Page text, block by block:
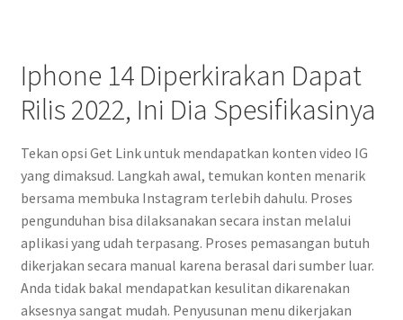
Iphone 14 Diperkirakan Dapat
Rilis 2022, Ini Dia Spesifikasinya
Tekan opsi Get Link untuk mendapatkan konten video IG
yang dimaksud. Langkah awal, temukan konten menarik
bersama membuka Instagram terlebih dahulu. Proses
pengunduhan bisa dilaksanakan secara instan melalui
aplikasi yang udah terpasang. Proses pemasangan butuh
dikerjakan secara manual karena berasal dari sumber luar.
Anda tidak bakal mendapatkan kesulitan dikarenakan
aksesnya sangat mudah. Penyusunan menu dikerjakan